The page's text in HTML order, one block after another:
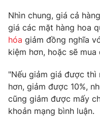
Phim VTV
Hậu trường
Khán giả
Giải sao mai
Giải trí
Điện ảnh
Âm nhạc
Sao
Du lịch
Làm đẹp
Giáo dục
Tuyển sinh
Nhìn chung, giá cả
giá các mặt hàng hoa
hóa giảm đồng nghĩa
kiệm hơn, hoặc sẽ
"Nếu giảm giá được thì
hơn, giảm được 10%,
cũng giảm được mấy
khoản mạng bình luận.